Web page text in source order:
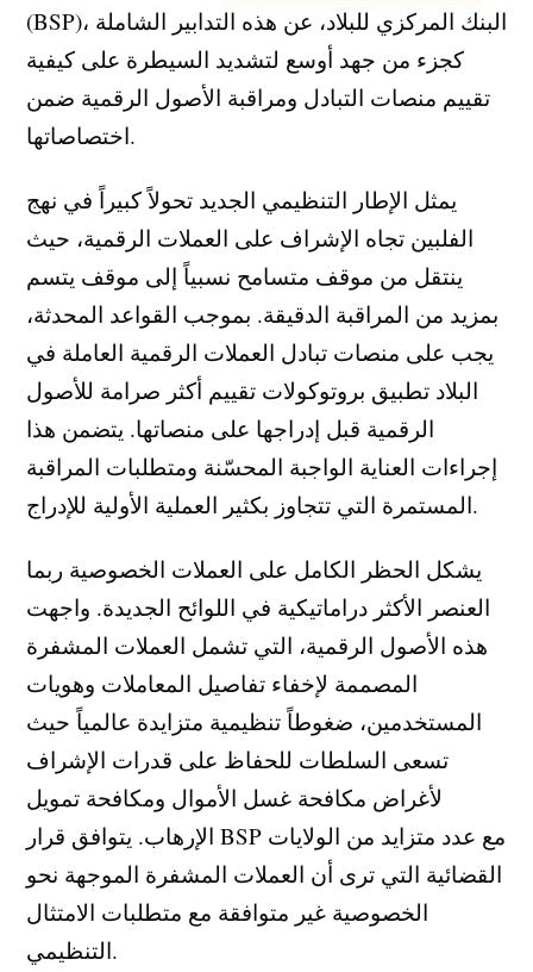
(BSP)، البنك المركزي للبلاد، عن هذه التدابير الشاملة
كجزء من جهد أوسع لتشديد السيطرة على كيفية
تقييم منصات التبادل ومراقبة الأصول الرقمية ضمن
اختصاصاتها.
يمثل الإطار التنظيمي الجديد تحولاً كبيراً في نهج
الفلبين تجاه الإشراف على العملات الرقمية، حيث
ينتقل من موقف متسامح نسبياً إلى موقف يتسم
بمزيد من المراقبة الدقيقة. بموجب القواعد المحدثة،
يجب على منصات تبادل العملات الرقمية العاملة في
البلاد تطبيق بروتوكولات تقييم أكثر صرامة للأصول
الرقمية قبل إدراجها على منصاتها. يتضمن هذا
إجراءات العناية الواجبة المحسّنة ومتطلبات المراقبة
المستمرة التي تتجاوز بكثير العملية الأولية للإدراج.
يشكل الحظر الكامل على العملات الخصوصية ربما
العنصر الأكثر دراماتيكية في اللوائح الجديدة. واجهت
هذه الأصول الرقمية، التي تشمل العملات المشفرة
المصممة لإخفاء تفاصيل المعاملات وهويات
المستخدمين، ضغوطاً تنظيمية متزايدة عالمياً حيث
تسعى السلطات للحفاظ على قدرات الإشراف
لأغراض مكافحة غسل الأموال ومكافحة تمويل
الإرهاب. يتوافق قرار BSP مع عدد متزايد من الولايات
القضائية التي ترى أن العملات المشفرة الموجهة نحو
الخصوصية غير متوافقة مع متطلبات الامتثال
التنظيمي.